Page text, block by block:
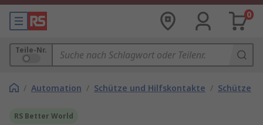
0
Teile-Nr.
/ Automation / Schütze und Hilfskontakte / Schütze
RS Better World